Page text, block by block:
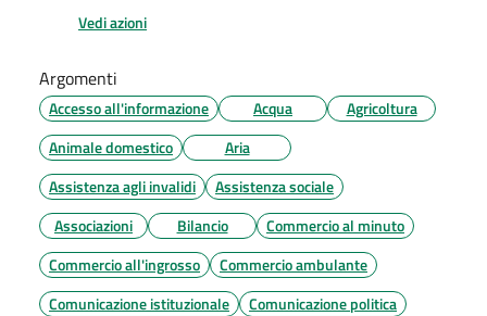
Vedi azioni
Argomenti
Accesso all'informazione Acqua
Agricoltura
Animale domestico
Aria
Assistenza agli invalidi
Assistenza sociale
Associazioni
Bilancio
Commercio al minuto
Commercio all'ingrosso
Commercio ambulante
Comunicazione istituzionale
Comunicazione politica